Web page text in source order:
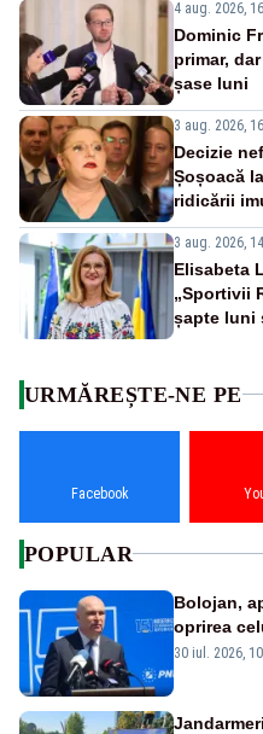
4 aug. 2026,
Dominic
primar,
șase luni
3 aug. 2026,
Decizie
Șoșoacă
ridicării
3 aug. 2026,
Elisabeta
„Sportivii
șapte luni
URMĂREȘTE-NE PE
Facebook
POPULAR
Bolojan,
oprirea
30 iul. 2026,